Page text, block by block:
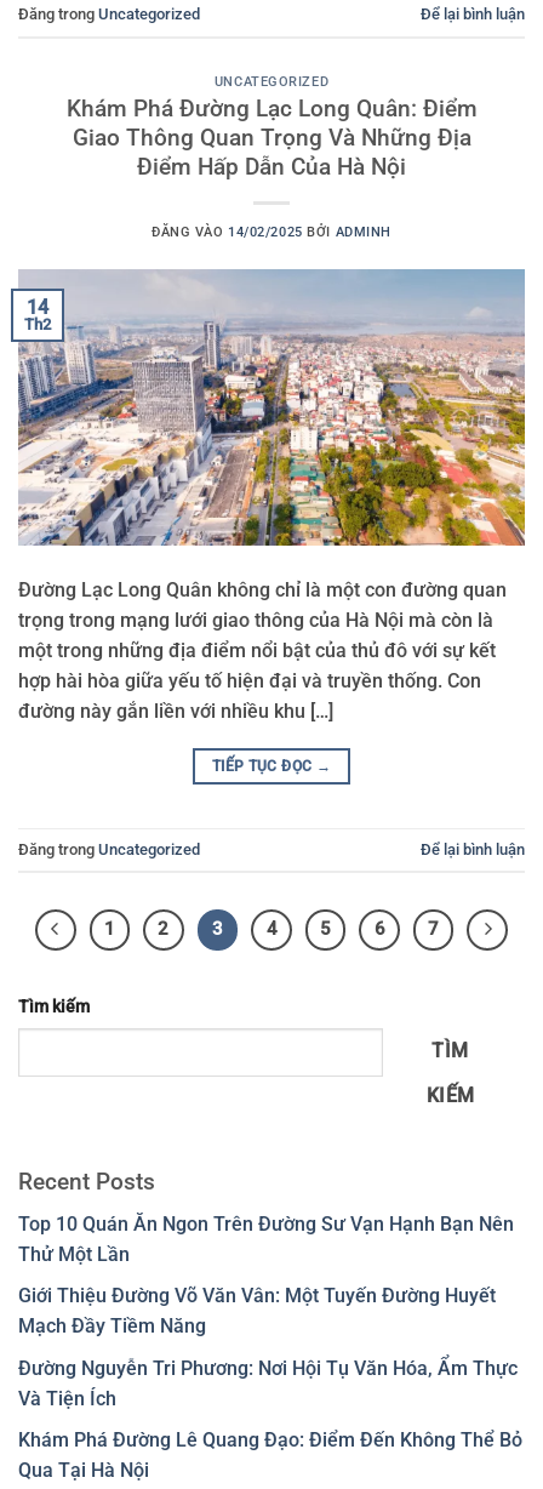
Đăng trong Uncategorized Để lại bình luận
UNCATEGORIZED
Khám Phá Đường Lạc Long Quân: Điểm
Giao Thông Quan Trọng Và Những Địa
Điểm Hấp Dẫn Của Hà Nội
ĐĂNG VÀO 14/02/2025 BỞI ADMINH
14
Th2
Đường Lạc Long Quân không chỉ là một con đường quan
trọng trong mạng lưới giao thông của Hà Nội mà còn là
một trong những địa điểm nổi bật của thủ đô với sự kết
hợp hài hòa giữa yếu tố hiện đại và truyền thống. Con
đường này gắn liền với nhiều khu […]
TIẾP TỤC ĐỌC →
Đăng trong Uncategorized Để lại bình luận
1 2 3 4 5 6 7
Tìm kiếm
TÌM
KIẾM
Recent Posts
Top 10 Quán Ăn Ngon Trên Đường Sư Vạn Hạnh Bạn Nên
Thử Một Lần
Giới Thiệu Đường Võ Văn Vân: Một Tuyến Đường Huyết
Mạch Đầy Tiềm Năng
Đường Nguyễn Tri Phương: Nơi Hội Tụ Văn Hóa, Ẩm Thực
Và Tiện Ích
Khám Phá Đường Lê Quang Đạo: Điểm Đến Không Thể Bỏ
Qua Tại Hà Nội